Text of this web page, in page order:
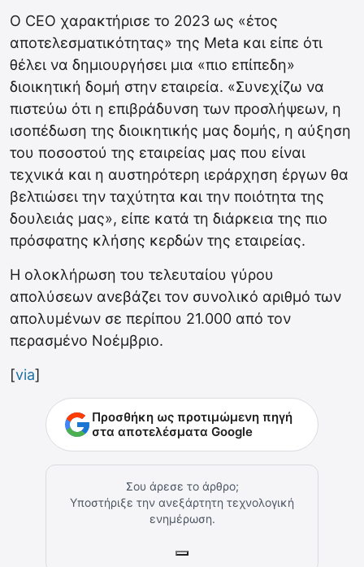
Ο CEO χαρακτήρισε το 2023 ως «έτος
αποτελεσματικότητας» της Meta και είπε ότι
θέλει να δημιουργήσει μια «πιο επίπεδη»
διοικητική δομή στην εταιρεία. «Συνεχίζω να
πιστεύω ότι η επιβράδυνση των προσλήψεων, η
ισοπέδωση της διοικητικής μας δομής, η αύξηση
του ποσοστού της εταιρείας μας που είναι
τεχνικά και η αυστηρότερη ιεράρχηση έργων θα
βελτιώσει την ταχύτητα και την ποιότητα της
δουλειάς μας», είπε κατά τη διάρκεια της πιο
πρόσφατης κλήσης κερδών της εταιρείας.
Η ολοκλήρωση του τελευταίου γύρου
απολύσεων ανεβάζει τον συνολικό αριθμό των
απολυμένων σε περίπου 21.000 από τον
περασμένο Νοέμβριο.
[via]
Προσθήκη ως προτιμώμενη πηγή
στα αποτελέσματα Google
Σου άρεσε το άρθρο;
Υποστήριξε την ανεξάρτητη τεχνολογική
ενημέρωση.